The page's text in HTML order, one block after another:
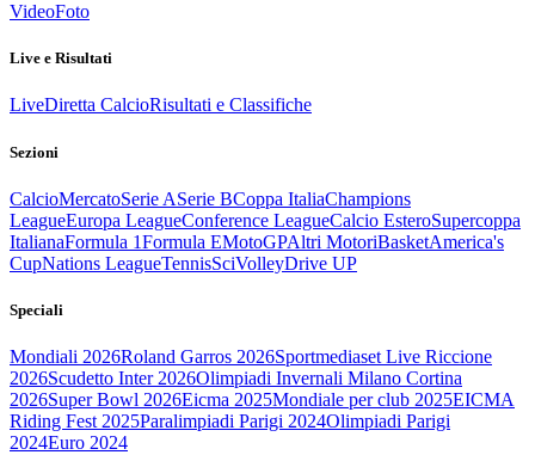
VideoFoto
Live e Risultati
LiveDiretta CalcioRisultati e Classifiche
Sezioni
CalcioMercatoSerie ASerie BCoppa ItaliaChampions
LeagueEuropa LeagueConference LeagueCalcio EsteroSupercoppa
ItalianaFormula 1Formula EMotoGPAltri MotoriBasketAmerica's
CupNations LeagueTennisSciVolleyDrive UP
Speciali
Mondiali 2026Roland Garros 2026Sportmediaset Live Riccione
2026Scudetto Inter 2026Olimpiadi Invernali Milano Cortina
2026Super Bowl 2026Eicma 2025Mondiale per club 2025EICMA
Riding Fest 2025Paralimpiadi Parigi 2024Olimpiadi Parigi
2024Euro 2024